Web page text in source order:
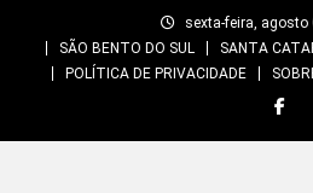
sexta-feira, agosto
SÃO BENTO DO SUL
SANTA
POLÍTICA DE PRIVACIDADE